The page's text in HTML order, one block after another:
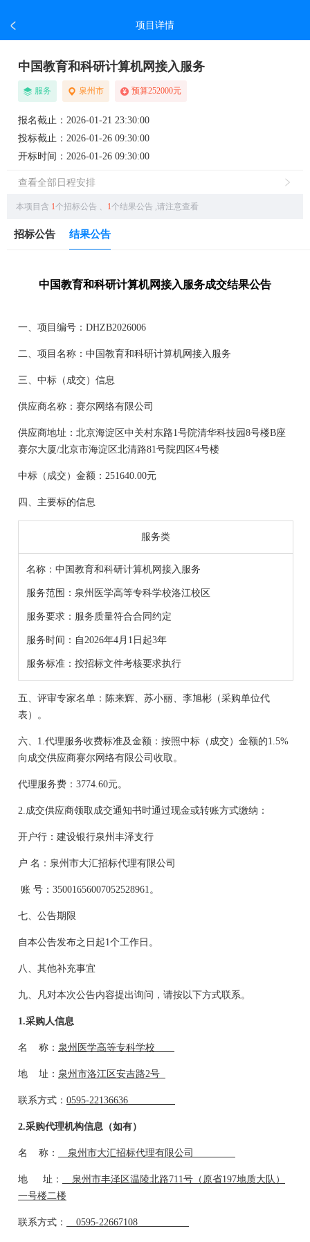
项目详情
中国教育和科研计算机网接入服务
服务 泉州市 预算252000元
报名截止：2026-01-21 23:30:00
投标截止：2026-01-26 09:30:00
开标时间：2026-01-26 09:30:00
查看全部日程安排
本项目含 1个招标公告 、 1个结果公告 ,请注意查看
招标公告 结果公告
中国教育和科研计算机网接入服务成交结果公告
一、 项目编号： DHZB2026006
二、 项目名称： 中国教育和科研计算机网接入服务
三、中标（成交）信息
供应商名称： 赛尔网络有限公司
供应商地址： 北京海淀区中关村东路1号院清华科技园8号楼B座
赛尔大厦/北京市海淀区北清路81号院四区4号楼
中标（成交）金额 ： 251640.00元
四、主要标的信息
服务类
名称： 中国教育和科研计算机网接入服务
服务范围： 泉州医学高等专科学校洛江校区
服务要求： 服务质量符合合同约定
服务时间： 自2026年4月1日起3年
服务标准：按招标文件考核要求执行
五、 评审专家名单： 陈来辉、苏小丽、李旭彬（采购单位代
表） 。
六、 1.代理服务收费标准及金额： 按照中标（成交）金额的1.5%
向成交供应商赛尔网络有限公司 收取 。
代理服务费 ： 3774.60元。
2.成交供应商领取成交通知书时通过现金或转账方式缴纳：
开户行：建设银行泉州丰泽支行
户 名：泉州市大汇招标代理有限公司
账 号： 35001656007052528961。
七、公告期限
自本公告发布之日起1个工作日。
八、其他补充事宜
九、凡对本次公告内容提出询问，请按以下方式联系。
1.采购人信息
名 称： 泉州医学高等专科学校
地 址： 泉州市洛江区安吉路2号
联系方式： 0595-22136636
2.采购代理机构信息（如有）
名 称： 泉州市大汇招标代理有限公司
地 址： 泉州市丰泽区温陵北路711号（原省197地质大队）
一号楼二楼
联系方式： 0595-22667108